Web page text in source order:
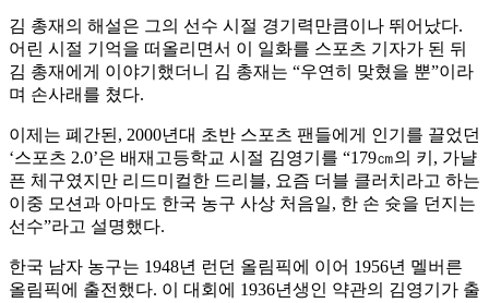
김 총재의 해설은 그의 선수 시절 경기력만큼이나 뛰어났다.
어린 시절 기억을 떠올리면서 이 일화를 스포츠 기자가 된 뒤
김 총재에게 이야기했더니 김 총재는 “우연히 맞혔을 뿐”이라
며 손사래를 쳤다.
이제는 폐간된, 2000년대 초반 스포츠 팬들에게 인기를 끌었던
‘스포츠 2.0’은 배재고등학교 시절 김영기를 “179㎝의 키, 가냘
픈 체구였지만 리드미컬한 드리블, 요즘 더블 클러치라고 하는
이중 모션과 아마도 한국 농구 사상 처음일, 한 손 슛을 던지는
선수”라고 설명했다.
한국 남자 농구는 1948년 런던 올림픽에 이어 1956년 멜버른
올림픽에 출전했다. 이 대회에 1936년생인 약관의 김영기가 출